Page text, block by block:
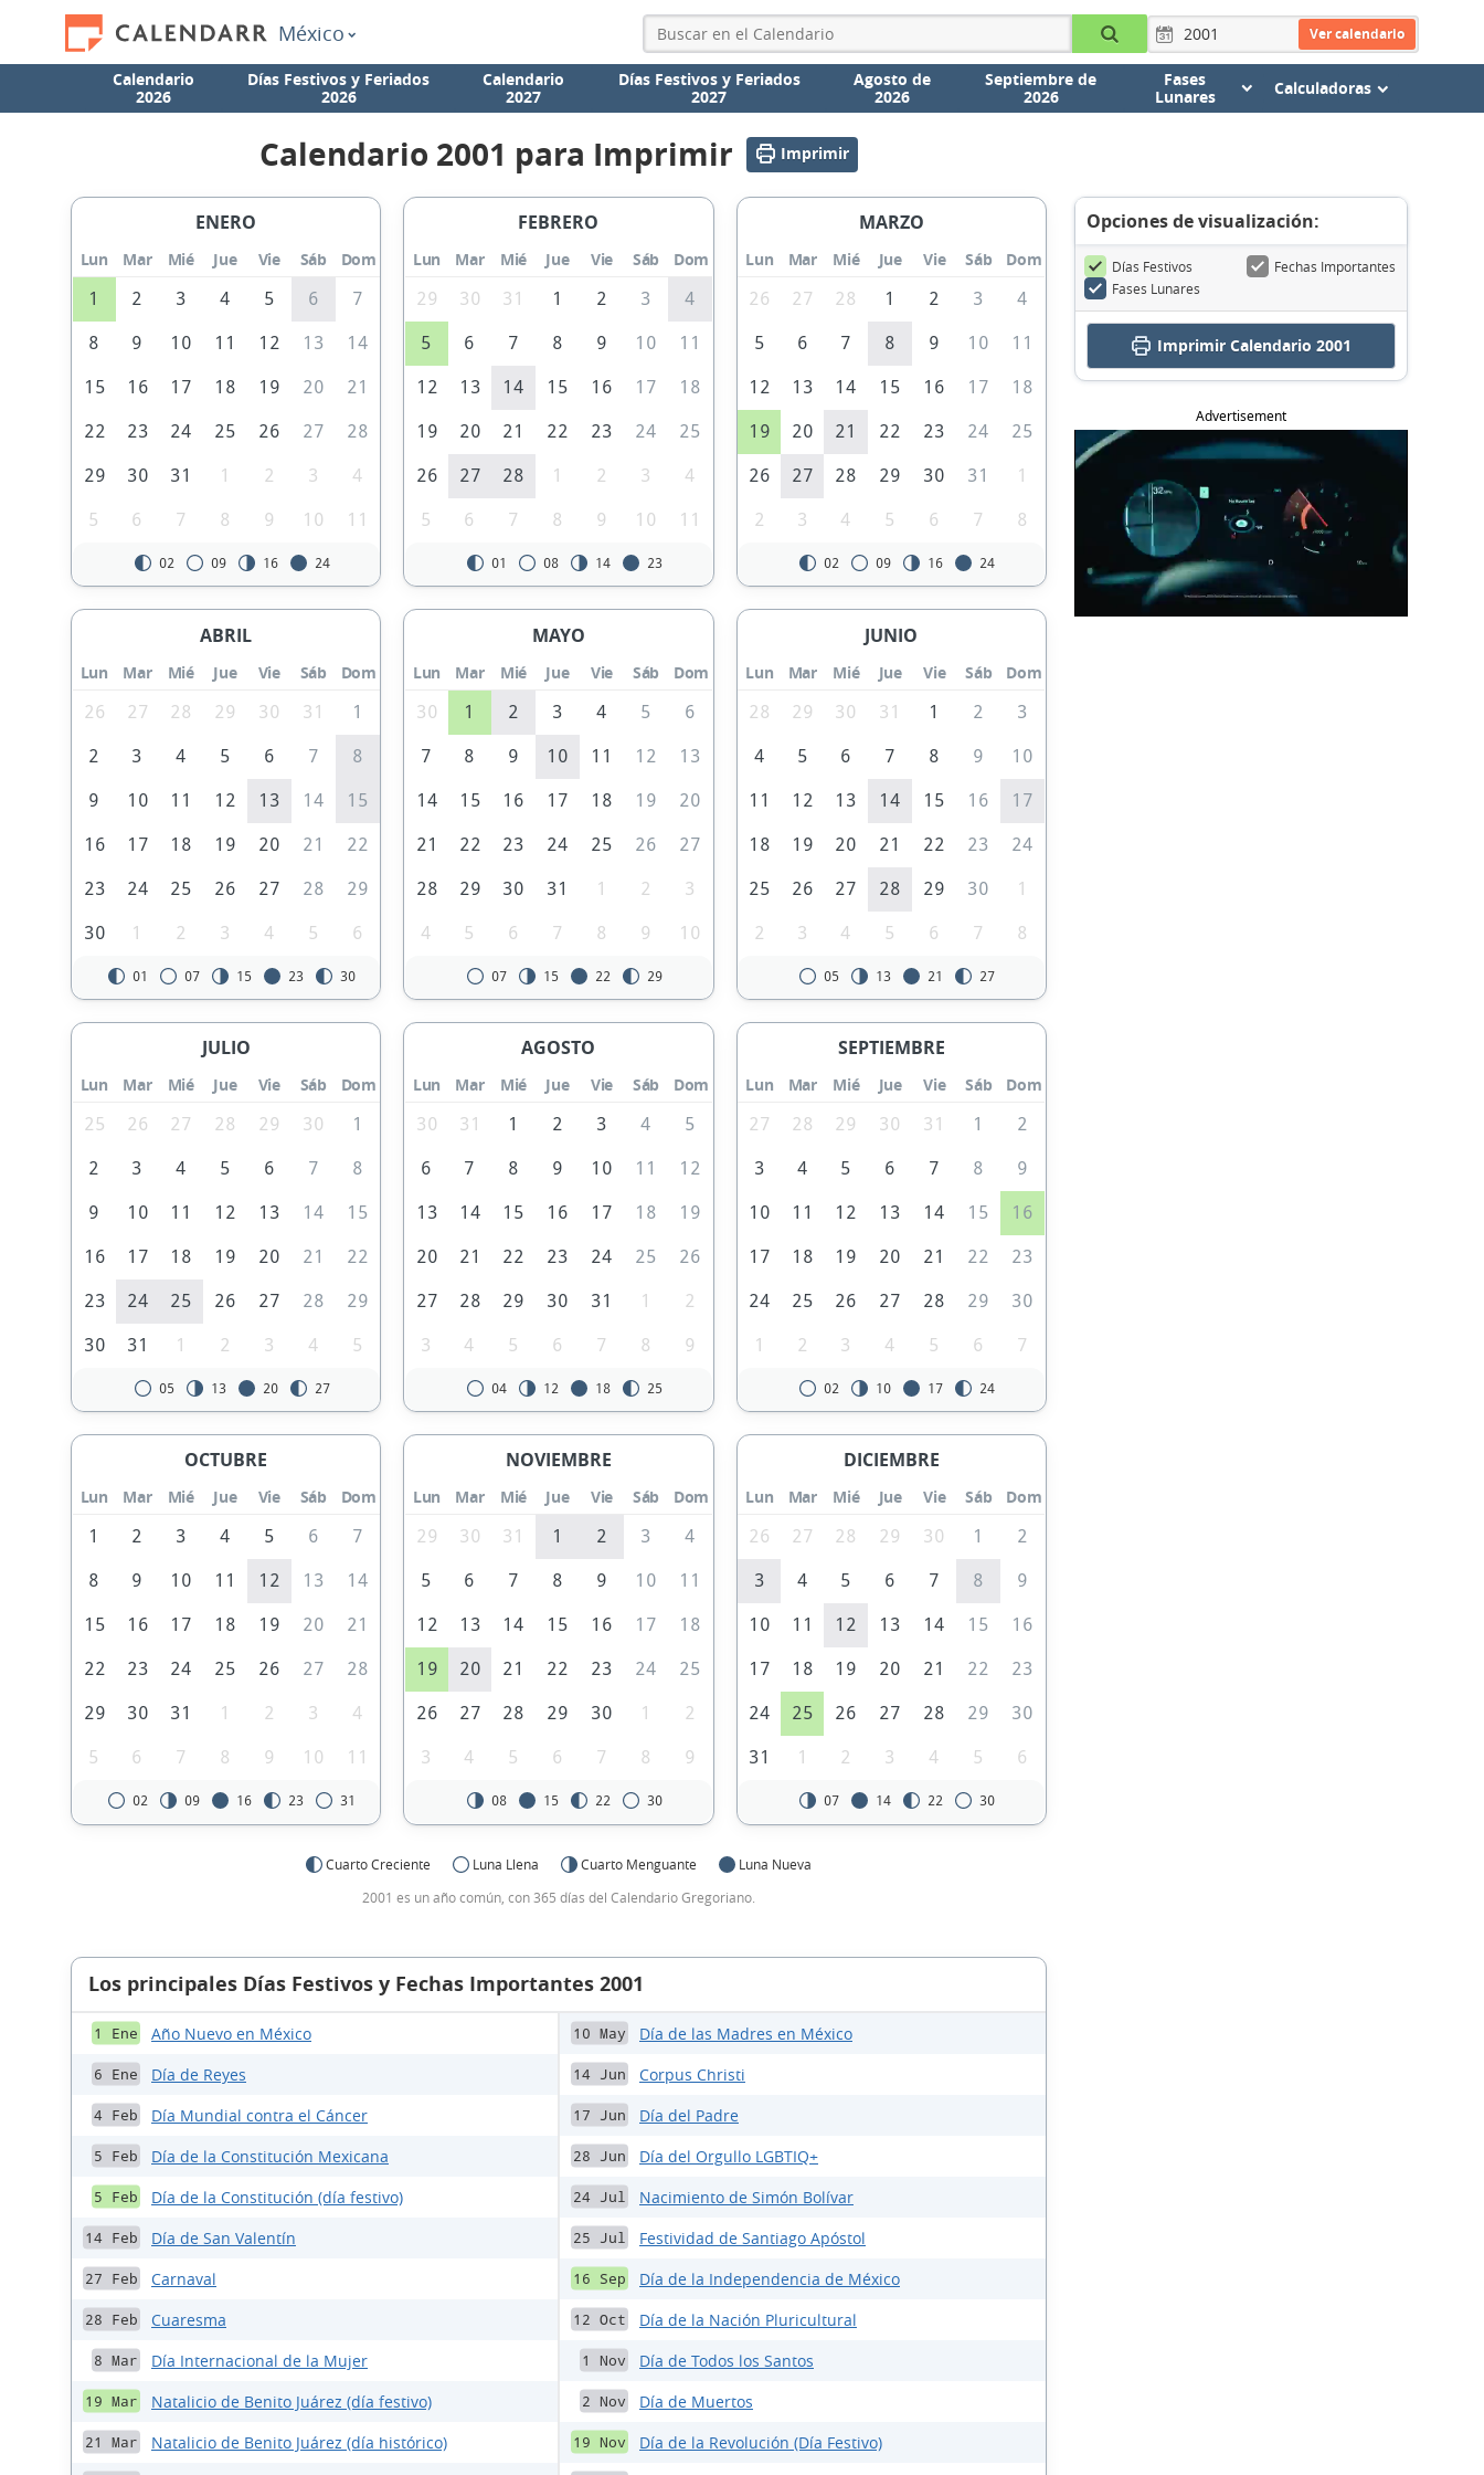
México Ver calendario
Calendario
2026
Días Festivos y Feriados
2026
Calendario
2027
Días Festivos y Feriados
2027
Agosto de
2026
Septiembre de
2026
Fases
Lunares
Calculadoras
Calendario 2001 para Imprimir Imprimir
ENERO
Lun Mar Mié Jue Vie Sáb
Dom
1
2 3 4 5 6 7
8 9 10 11 12 13 14
15 16 17 18 19 20 21
22 23 24 25 26 27 28
29 30 31 1 2 3 4
5 6 7 8 9 10 11
02 09 16 24
FEBRERO
Lun Mar Mié Jue Vie Sáb
Dom
29
30 31 1 2 3 4
5 6 7 8 9 10 11
12 13 14 15 16 17 18
19 20 21 22 23 24 25
26 27 28 1 2 3 4
5 6 7 8 9 10 11
01 08 14 23
MARZO
Lun Mar Mié Jue Vie Sáb
Dom
26
27 28 1 2 3 4
5 6 7 8 9 10 11
12 13 14 15 16 17 18
19 20 21 22 23 24 25
26 27 28 29 30 31 1
2 3 4 5 6 7 8
02 09 16 24
ABRIL
Lun Mar Mié Jue Vie Sáb
Dom
26
27 28 29 30 31 1
2 3 4 5 6 7 8
9 10 11 12 13 14 15
16 17 18 19 20 21 22
23 24 25 26 27 28 29
30 1 2 3 4 5 6
01 07 15 23 30
MAYO
Lun Mar Mié Jue Vie Sáb
Dom
30
1 2 3 4 5 6
7 8 9 10 11 12 13
14 15 16 17 18 19 20
21 22 23 24 25 26 27
28 29 30 31 1 2 3
4 5 6 7 8 9 10
07 15 22 29
JUNIO
Lun Mar Mié Jue Vie Sáb
Dom
28
29 30 31 1 2 3
4 5 6 7 8 9 10
11 12 13 14 15 16 17
18 19 20 21 22 23 24
25 26 27 28 29 30 1
2 3 4 5 6 7 8
05 13 21 27
JULIO
Lun Mar Mié Jue Vie Sáb
Dom
25
26 27 28 29 30 1
2 3 4 5 6 7 8
9 10 11 12 13 14 15
16 17 18 19 20 21 22
23 24 25 26 27 28 29
30 31 1 2 3 4 5
05 13 20 27
AGOSTO
Lun Mar Mié Jue Vie Sáb
Dom
30
31 1 2 3 4 5
6 7 8 9 10 11 12
13 14 15 16 17 18 19
20 21 22 23 24 25 26
27 28 29 30 31 1 2
3 4 5 6 7 8 9
04 12 18 25
SEPTIEMBRE
Lun Mar Mié Jue Vie Sáb
Dom
27
28 29 30 31 1 2
3 4 5 6 7 8 9
10 11 12 13 14 15 16
17 18 19 20 21 22 23
24 25 26 27 28 29 30
1 2 3 4 5 6 7
02 10 17 24
OCTUBRE
Lun Mar Mié Jue Vie Sáb
Dom
1
2 3 4 5 6 7
8 9 10 11 12 13 14
15 16 17 18 19 20 21
22 23 24 25 26 27 28
29 30 31 1 2 3 4
5 6 7 8 9 10 11
02 09 16 23 31
NOVIEMBRE
Lun Mar Mié Jue Vie Sáb
Dom
29
30 31 1 2 3 4
5 6 7 8 9 10 11
12 13 14 15 16 17 18
19 20 21 22 23 24 25
26 27 28 29 30 1 2
3 4 5 6 7 8 9
08 15 22 30
DICIEMBRE
Lun Mar Mié Jue Vie Sáb
Dom
26
27 28 29 30 1 2
3 4 5 6 7 8 9
10 11 12 13 14 15 16
17 18 19 20 21 22 23
24 25 26 27 28 29 30
31 1 2 3 4 5 6
07 14 22 30
Cuarto Creciente Luna Llena Cuarto Menguante
Luna Nueva
2001 es un año común, con 365 días del Calendario Gregoriano.
Los principales Días Festivos y Fechas Importantes 2001
1 Ene Año Nuevo en México
6 Ene Día de Reyes
4 Feb Día Mundial contra el Cáncer
5 Feb Día de la Constitución Mexicana
5 Feb Día de la Constitución (día festivo)
14 Feb Día de San Valentín
27 Feb Carnaval
28 Feb Cuaresma
8 Mar Día Internacional de la Mujer
19 Mar Natalicio de Benito Juárez (día festivo)
21 Mar Natalicio de Benito Juárez (día histórico)
10 May Día de las Madres en México
14 Jun Corpus Christi
17 Jun Día del Padre
28 Jun Día del Orgullo LGBTIQ+
24 Jul Nacimiento de Simón Bolívar
25 Jul Festividad de Santiago Apóstol
16 Sep Día de la Independencia de México
12 Oct Día de la Nación Pluricultural
1 Nov Día de Todos los Santos
2 Nov Día de Muertos
19 Nov Día de la Revolución (Día Festivo)
Opciones de visualización:
Días Festivos
Fechas Importantes
Fases Lunares
ImprimirCalendario 2001
Advertisement